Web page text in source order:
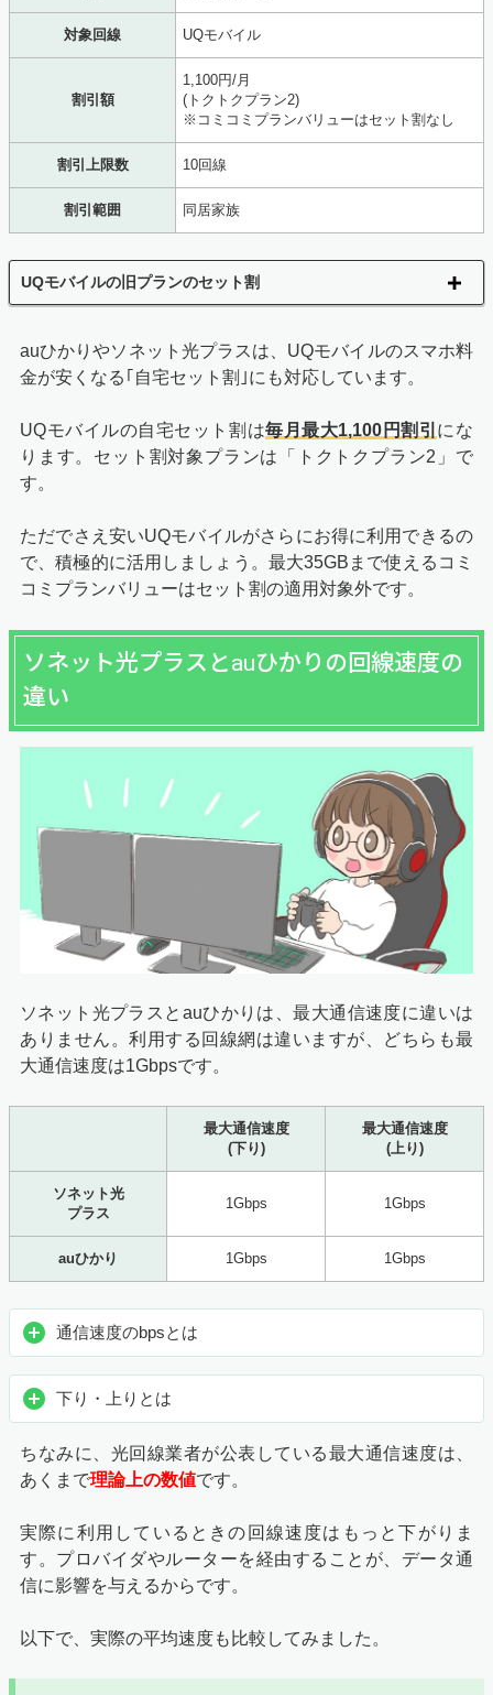
対象回線 UQモバイル
割引額
1,100円/月
(トクトクプラン2)
※コミコミプランバリューはセット割なし
割引上限数 10回線
割引範囲 同居家族
UQモバイルの旧プランのセット割
auひかりやソネット光プラスは、UQモバイルのスマホ料
金が安くなる｢自宅セット割｣にも対応しています。
UQモバイルの自宅セット割は毎月最大1,100円割引 にな
ります。セット割対象プランは「トクトクプラン2」で
す。
ただでさえ安いUQモバイルがさらにお得に利用できるの
で、積極的に活用しましょう。最大35GBまで使えるコミ
コミプランバリューはセット割の適用対象外です。
ソネット光プラスとauひかりの回線速度の
違い
ソネット光プラスとauひかりは、最大通信速度に違いは
ありません。利用する回線網は違いますが、どちらも最
大通信速度は1Gbpsです。
最大通信速度
(下り)
最大通信速度
(上り)
ソネット光
プラス
1Gbps 1Gbps
auひかり 1Gbps 1Gbps
通信速度のbpsとは
下り・上りとは
ちなみに、光回線業者が公表している最大通信速度は、
あくまで理論上の数値です。
実際に利用しているときの回線速度はもっと下がりま
す。プロバイダやルーターを経由することが、データ通
信に影響を与えるからです。
以下で、実際の平均速度も比較してみました。